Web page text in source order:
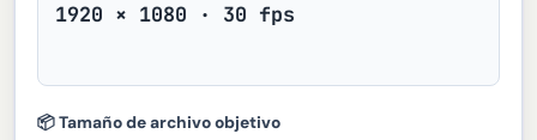
1920 × 1080 · 30 fps
📦 Tamaño de archivo objetivo